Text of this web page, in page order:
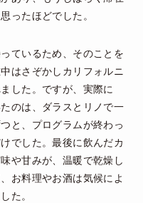
ったほどでした。
ているため、そのことを
はさぞかしカリフォルニ
した。ですが、実際に
のは、ダラスとリノで一
と、プログラムが終わっ
でした。最後に飲んだカ
や甘みが、温暖で乾燥し
お料理やお酒は気候によ
た。